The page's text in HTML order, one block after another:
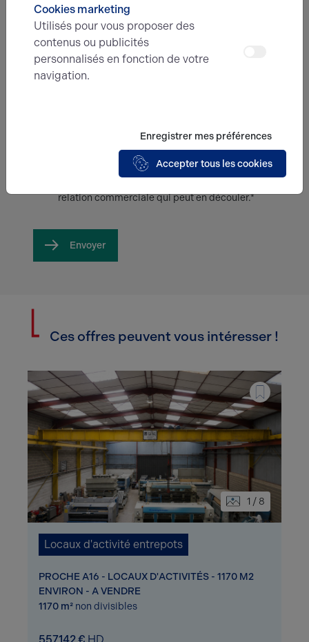
Message
En soumettant ce formulaire, j'accepte que
les informations saisies soient exploitées
relation commerciale qui peut en découler.*
Envoyer
Ces offres peuvent vous intéresser !
1 / 8
Locaux d'activité entrepots
PROCHE A16 - LOCAUX D'ACTIVITÉS - 1170 M2
ENVIRON - A VENDRE
1170 m² non divisibles
557142 € HD
Cookies marketing
Utilisés pour vous proposer des
contenus ou publicités
personnalisés en fonction de votre
navigation.
Enregistrer mes préférences
Accepter tous les cookies